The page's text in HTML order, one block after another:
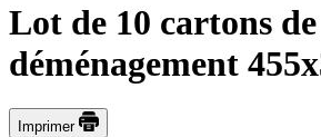
Lot de 10 cartons de
déménagement
Imprimer